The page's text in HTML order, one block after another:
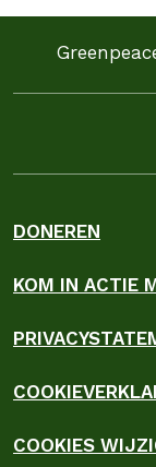
Minister van
DONEREN
KOM IN ACTIE
COOKIES